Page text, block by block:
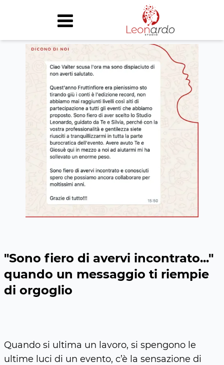
attività
case history
partner
news
contatti
"Sono fiero di avervi incontrato..."
quando un messaggio ti riempie
di orgoglio
Quando si ultima un lavoro, si spengono le
ultime luci di un evento, c’è la sensazione di